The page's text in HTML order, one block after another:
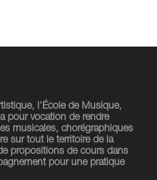
l’École de Musique,
pour vocation de rendre
musicales, chorégraphiques
sur tout le territoire de la
propositions de cours dans
pour une pratique